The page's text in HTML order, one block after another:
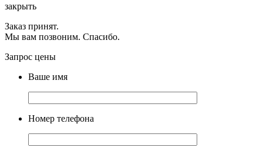
закрыть
Заказ принят.
Мы вам позвоним. Спасибо.
Запрос цены
Ваше имя
Номер телефона